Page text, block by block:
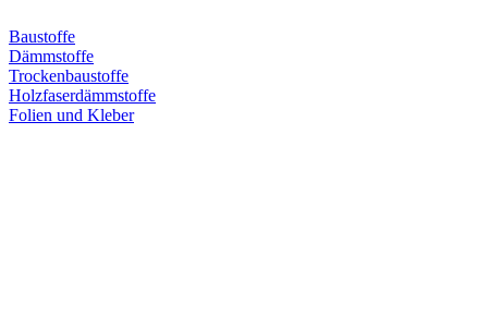
Baustoffe
Dämmstoffe
Trockenbaustoffe
Holzfaserdämmstoffe
Folien und Kleber